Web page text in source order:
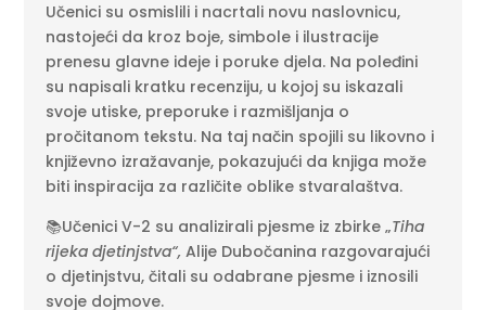
Učenici su osmislili i nacrtali novu naslovnicu,
nastojeći da kroz boje, simbole i ilustracije
prenesu glavne ideje i poruke djela. Na poleđini
su napisali kratku recenziju, u kojoj su iskazali
svoje utiske, preporuke i razmišljanja o
pročitanom tekstu. Na taj način spojili su likovno i
književno izražavanje, pokazujući da knjiga može
biti inspiracija za različite oblike stvaralaštva.
📚Učenici V-2 su analizirali pjesme iz zbirke „Tiha
rijeka djetinjstva“, Alije Dubočanina razgovarajući
o djetinjstvu, čitali su odabrane pjesme i iznosili
svoje dojmove.